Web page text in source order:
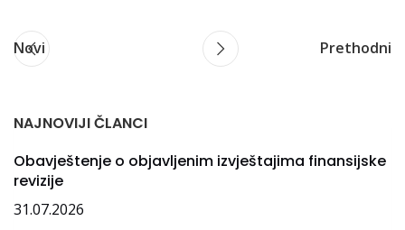
Novi Prethodni
NAJNOVIJI ČLANCI
Obavještenje o objavljenim izvještajima finansijske
revizije
31.07.2026